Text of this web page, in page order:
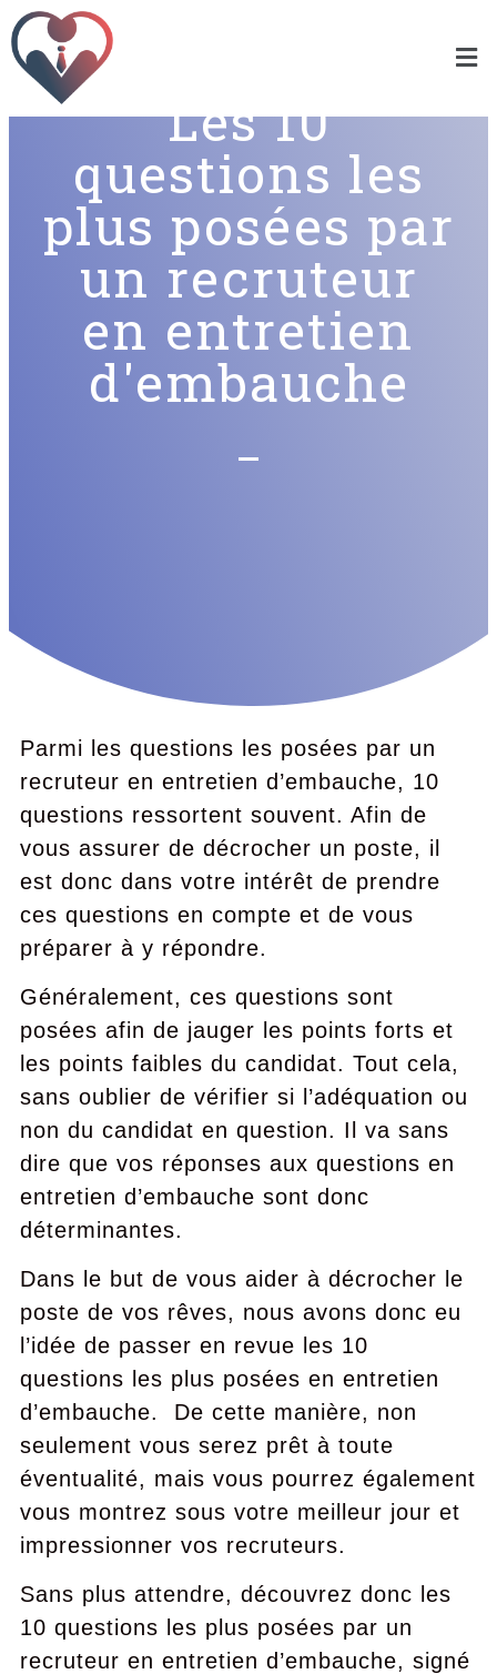
Les 10
questions les
plus posées par
un recruteur
en entretien
d'embauche
Parmi l es questions les posées par un
recruteur en entretien d’embauche, 10
questions ressortent souvent. Afin de
vous assurer de décrocher un poste, il
est donc dans votre intérêt de prendre
ces questions en compte et de vous
préparer à y répondre.
Généralement, ces questions sont
posées afin de jauger les points forts et
les points faibles du candidat. Tout cela,
sans oublier de vérifier si l’adéquation ou
non du candidat en question. Il va sans
dire que vos réponses aux questions en
entretien d’embauche sont donc
déterminantes.
Dans le but de vous aider à décrocher le
poste de vos rêves, nous avons donc eu
l’idée de passer en revue les 10
questions les plus posées en entretien
d’embauche. De cette manière, non
seulement vous serez prêt à toute
éventualité, mais vous pourrez également
vous montrez sous votre meilleur jour et
impressionner vos recruteurs.
Sans plus attendre, découvrez donc les
10 questions les plus posées par un
recruteur en entretien d’embauche, signé